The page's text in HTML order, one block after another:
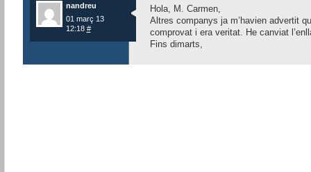
nandreu
01 març 13
12:18 #
Hola, M. Carmen,
Altres companys ja m’havien advertit
comprovat i era veritat. He canviat
Fins dimarts,